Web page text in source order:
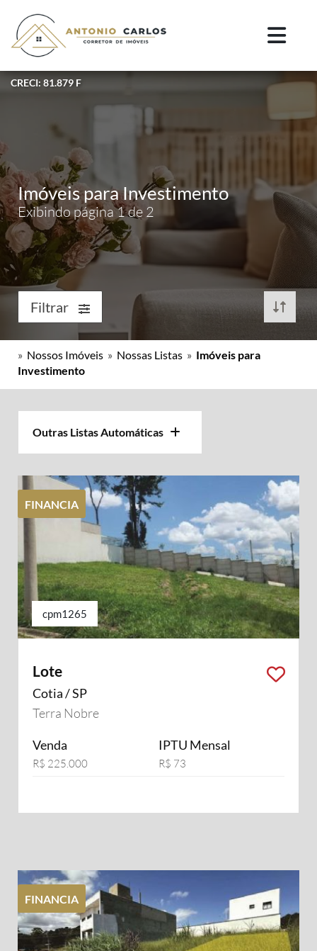
CRECI: 81.879 F
Imóveis para Investimento
Exibindo página 1 de 2
Filtrar
» Nossos Imóveis » Nossas Listas » Imóveis para
Investimento
Outras Listas Automáticas
FINANCIA
cpm1265
Lote
Cotia / SP
Terra Nobre
Venda
R$ 225.000
IPTU Mensal
R$ 73
FINANCIA